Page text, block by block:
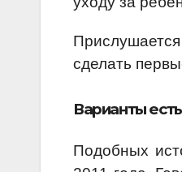
сделать
Варианты
Подобных